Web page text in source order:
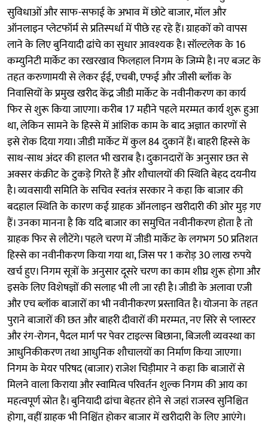
सुविधाओं और साफ-सफाई के अभाव में छोटे बाजार, मॉल और
ऑनलाइन प्लेटफॉर्म से प्रतिस्पर्धा में पीछे रह रहे हैं। ग्राहकों को वापस
लाने के लिए बुनियादी ढांचे का सुधार आवश्यक है। सॉल्टलेक के 16
कम्युनिटी मार्केट का रखरखाव फिलहाल निगम के जिम्मे है। नए बजट के
तहत करुणामयी से लेकर ईई, एचबी, एफई और जीसी ब्लॉक के
निवासियों के प्रमुख खरीद केंद्र जीडी मार्केट के नवीनीकरण का कार्य
फिर से शुरू किया जाएगा। करीब 17 महीने पहले मरम्मत कार्य शुरू हुआ
था, लेकिन सामने के हिस्से में आंशिक काम के बाद अज्ञात कारणों से
इसे रोक दिया गया। जीडी मार्केट में कुल 84 दुकानें हैं। बाहरी हिस्से के
साथ-साथ अंदर की हालत भी खराब है। दुकानदारों के अनुसार छत से
अक्सर कंक्रीट के टुकड़े गिरते हैं और शौचालयों की स्थिति बेहद दयनीय
है। व्यवसायी समिति के सचिव स्वतंत्र सरकार ने कहा कि बाजार की
बदहाल स्थिति के कारण कई ग्राहक ऑनलाइन खरीदारी की ओर मुड़ गए
हैं। उनका मानना है कि यदि बाजार का समुचित नवीनीकरण होता है तो
ग्राहक फिर से लौटेंगे। पहले चरण में जीडी मार्केट के लगभग 50 प्रतिशत
हिस्से का नवीनीकरण किया गया था, जिस पर 1 करोड़ 30 लाख रुपये
खर्च हुए। निगम सूत्रों के अनुसार दूसरे चरण का काम शीघ्र शुरू होगा और
इसके लिए विशेषज्ञों की सलाह भी ली जा रही है। जीडी के अलावा एजी
और एच ब्लॉक बाजारों का भी नवीनीकरण प्रस्तावित है। योजना के तहत
पुराने बाजारों की छत और बाहरी दीवारों की मरम्मत, नए सिरे से प्लास्टर
और रंग-रोगन, पैदल मार्ग पर पेवर टाइल्स बिछाना, बिजली व्यवस्था का
आधुनिकीकरण तथा आधुनिक शौचालयों का निर्माण किया जाएगा।
निगम के मेयर परिषद (बाजार) राजेश चिड़ीमार ने कहा कि बाजारों से
मिलने वाला किराया और स्वामित्व परिवर्तन शुल्क निगम की आय का
महत्वपूर्ण स्रोत है। बुनियादी ढांचा बेहतर होने से जहां राजस्व सुनिश्चित
होगा, वहीं ग्राहक भी निश्चिंत होकर बाजार में खरीदारी के लिए आएंगे।